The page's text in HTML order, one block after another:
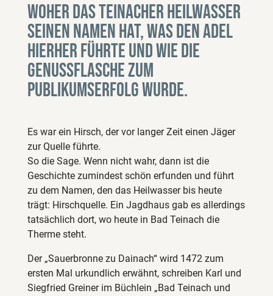
Woher das Teinacher Heilwasser
seinen Namen hat, was den Adel
hierher führte und wie die
Genussflasche zum
Publikumserfolg wurde.
Es war ein Hirsch, der vor langer Zeit einen Jäger
zur Quelle führte.
So die Sage. Wenn nicht wahr, dann ist die
Geschichte zumindest schön erfunden und führt
zu dem Namen, den das Heilwasser bis heute
trägt: Hirschquelle. Ein Jagdhaus gab es allerdings
tatsächlich dort, wo heute in Bad Teinach die
Therme steht.
Der „Sauerbronne zu Dainach“ wird 1472 zum
ersten Mal urkundlich erwähnt, schreiben Karl und
Siegfried Greiner im Büchlein „Bad Teinach und